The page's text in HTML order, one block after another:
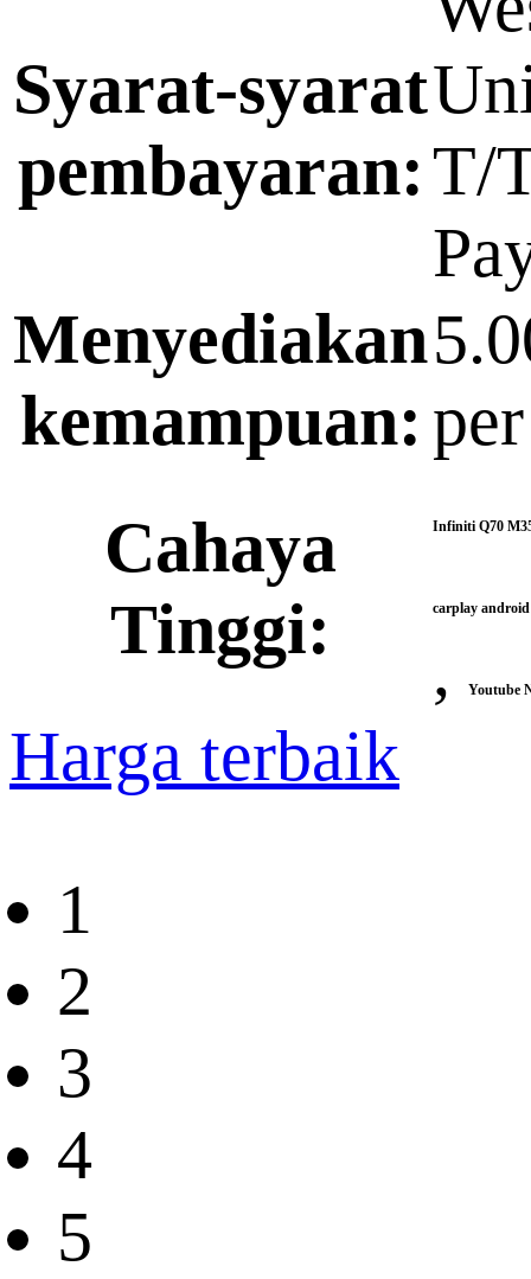
Syarat-syarat
pembayaran:T/
Menyediakan
kemampuan:
Cahaya
Tinggi:
Infiniti Q70
carplay
, Youtube
Harga terbaik
1
2
3
4
5